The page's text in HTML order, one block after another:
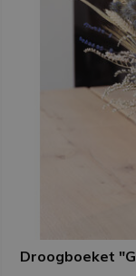
Droogboeket